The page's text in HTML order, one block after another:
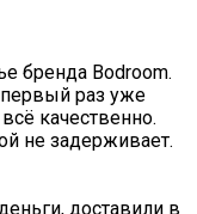
бренда Bodroom.
раз уже
качественно.
не задерживает.
доставили в